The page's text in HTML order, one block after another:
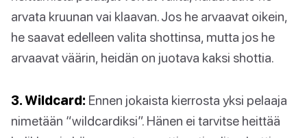
arvata kruunan vai klaavan. Jos he arvaavat oikein,
he saavat edelleen valita shottinsa, mutta jos he
arvaavat väärin, heidän on juotava kaksi shottia.
3. Wildcard: Ennen jokaista kierrosta yksi pelaaja
nimetään “wildcardiksi”. Hänen ei tarvitse heittää